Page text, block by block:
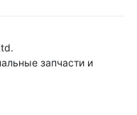
запчасти и